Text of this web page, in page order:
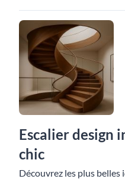
Escalier design
chic
Découvrez les plus belles